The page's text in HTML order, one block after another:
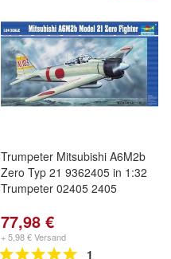
Trumpeter Mitsubishi A6M2b
Zero Typ 21 9362405 in 1:32
Trumpeter 02405 2405
77,98 €
+ 5,98 € Versand
1